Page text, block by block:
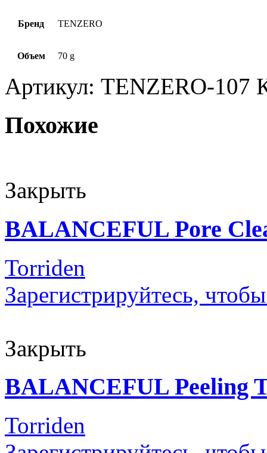
Бренд TENZERO
Объем 70 g
Артикул: TENZERO-107
Похожие
Закрыть
BALANCEFUL Pore
Torriden
Зарегистрируйтесь,
Закрыть
BALANCEFUL Peeling
Torriden